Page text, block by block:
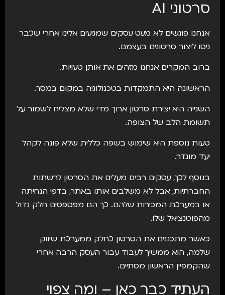
סרטוני AI
אנחנו פוגשים לא מעט עסקים שמגיעים אלינו אחרי שכבר
ניסו ליצור סרטונים בעצמם.
ברוב המקרים אנחנו מזהים את אותן טעויות.
הראשונה היא התמקדות בטכנולוגיה במקום במסר.
השנייה היא יצירת סרטון ארוך מדי שלא מצליח לשמור על
תשומת הלב של הצופה.
טעות נוספת היא שימוש בשפה כללית שלא פונה לקהל
יעד מוגדר.
בנוסף לכך, עסקים רבים מעלים את הסרטון לרשתות
החברתיות, אבל לא משלבים אותו באתר, בדפי הנחיתה
או במערכת המכירות שלהם. כך הם מפספסים חלק גדול
מהפוטנציאל שלו.
כאשר מתכננים את הסרטון כחלק ממערכת שיווק
שלמה, הוא ממשיך לעבוד עבור העסק הרבה אחרי
שהקמפיין הראשון מסתיים.
העתיד כבר כאן – ומה צפוי